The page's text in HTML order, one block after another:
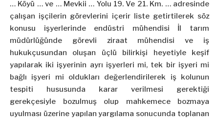
… Köyü … ve … Mevkii … Yolu 19. Ve 21. Km. … adresinde
çalışan işçilerin görevlerini içerir liste getirtilerek söz
konusu işyerlerinde endüstri mühendisi İl tarım
müdürlüğünde görevli ziraat mühendisi ve iş
hukukçusundan oluşan üçlü bilirkişi heyetiyle keşif
yapılarak iki işyerinin ayrı işyerleri mi, tek bir işyeri mi
bağlı işyeri mi oldukları değerlendirilerek iş kolunun
tespiti hususunda karar verilmesi gerektiği
gerekçesiyle bozulmuş olup mahkemece bozmaya
uyulması üzerine yapılan yargılama sonucunda toplanan